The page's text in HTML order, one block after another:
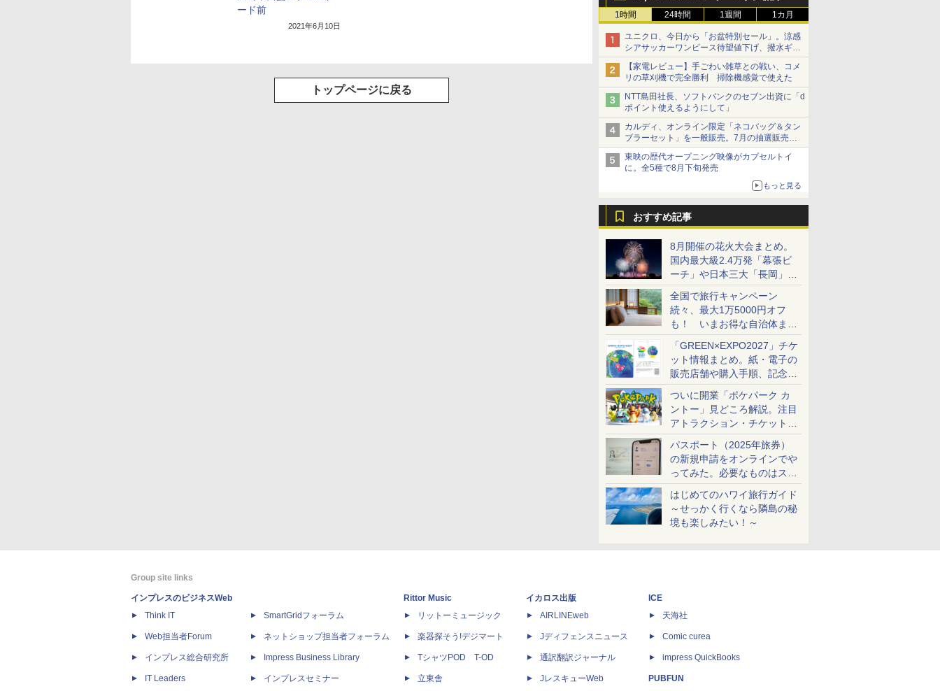
1時間 24時間 1週間 1カ月
ユニクロ、今日から「お盆特別セール」。涼感
シアサッカーワンピース待望値下げ、撥水ギア
ショーツは1990円に
【家電レビュー】手ごわい雑草との戦い、コメ
リの草刈機で完全勝利 掃除機感覚で使えた
NTT島田社長、ソフトバンクのセブン出資に「d
ポイント使えるようにして」
カルディ、オンライン限定「ネコバッグ＆タン
ブラーセット」を一般販売。7月の抽選販売の
当選無効分
東映の歴代オープニング映像がカプセルトイ
に。全5種で8月下旬発売
もっと見る
おすすめ記事
8月開催の花火大会まとめ。
国内最大級2.4万発「幕張ビ
ーチ」や日本三大「長岡」な
ど大型イベント目白押し！
全国で旅行キャンペーン
続々、最大1万5000円オフ
も！ いまお得な自治体まと
め
「GREEN×EXPO2027」チケ
ット情報まとめ。紙・電子の
販売店舗や購入手順、記念チ
ケットも解説
ついに開業「ポケパーク カ
ントー」見どころ解説。注目
アトラクション・チケット手
配・来場前に必要な準備は？
パスポート（2025年旅券）
の新規申請をオンラインでや
ってみた。必要なものはスマ
ホとマイナカードのみ
はじめてのハワイ旅行ガイド
～せっかく行くなら隣島の秘
境も楽しみたい！～
ード前
2021年6月10日
トップページに戻る
Group site links
インプレスのビジネスWeb
Think IT
Web担当者Forum
インプレス総合研究所
IT Leaders
SmartGridフォーラム
ネットショップ担当者フォーラム
Impress Business Library
インプレスセミナー
Rittor Music
リットーミュージック
楽器探そう!デジマート
TシャツPOD T-OD
立東舎
イカロス出版
AIRLINEweb
Jディフェンスニュース
通訳翻訳ジャーナル
JレスキューWeb
ICE
天海社
Comic curea
impress QuickBooks
PUBFUN